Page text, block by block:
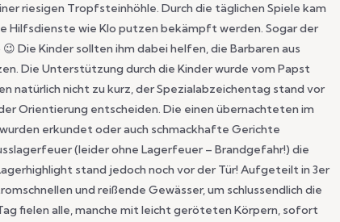
riesigen Tropfsteinhöhle. Durch die täglichen Spiele kam
Hilfsdienste wie Klo putzen bekämpft werden. Sogar der
Die Kinder sollten ihm dabei helfen, die Barbaren aus
Die Unterstützung durch die Kinder wurde vom Papst
natürlich nicht zu kurz, der Spezialabzeichentag stand vor
Orientierung entscheiden. Die einen übernachteten im
erkundet oder auch schmackhafte Gerichte
(leider ohne Lagerfeuer – Brandgefahr!) die
stand jedoch noch vor der Tür! Aufgeteilt in 3er
und reißende Gewässer, um schlussendlich die
fielen alle, manche mit leicht geröteten Körpern, sofort